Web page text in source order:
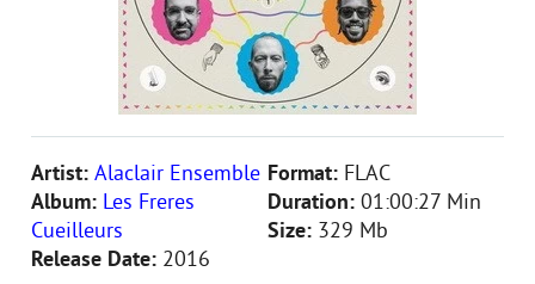
Artist: Alaclair Ensemble
Album: Les Freres
Cueilleurs
Release Date: 2016
Format: FLAC
Duration: 01:00:27 Min
Size: 329 Mb